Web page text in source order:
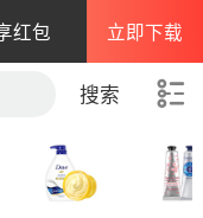
红包 立即下载
搜索